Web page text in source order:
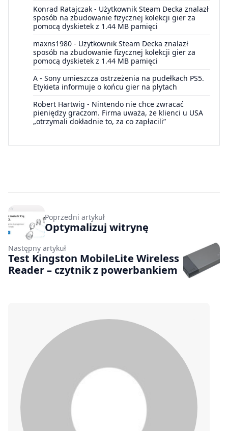
Konrad Ratajczak - Użytkownik Steam Decka znalazł
sposób na zbudowanie fizycznej kolekcji gier za
pomocą dyskietek z 1.44 MB pamięci
maxns1980 - Użytkownik Steam Decka znalazł
sposób na zbudowanie fizycznej kolekcji gier za
pomocą dyskietek z 1.44 MB pamięci
A - Sony umieszcza ostrzeżenia na pudełkach PS5.
Etykieta informuje o końcu gier na płytach
Robert Hartwig - Nintendo nie chce zwracać
pieniędzy graczom. Firma uważa, że klienci u USA
„otrzymali dokładnie to, za co zapłacili”
Poprzedni artykuł
Optymalizuj witrynę
Następny artykuł
Test Kingston MobileLite Wireless
Reader – czytnik z powerbankiem